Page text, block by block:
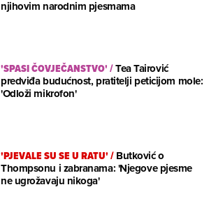
njihovim narodnim pjesmama
'SPASI ČOVJEČANSTVO'/Tea Tairović
predviđa budućnost, pratitelji peticijom mole:
'Odloži mikrofon'
'PJEVALE SU SE U RATU'/Butković o
Thompsonu i zabranama: 'Njegove pjesme
ne ugrožavaju nikoga'